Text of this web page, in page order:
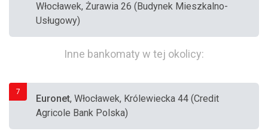
Włocławek, Żurawia 26 (Budynek Mieszkalno-
Usługowy)
Inne bankomaty w tej okolicy:
7
Euronet, Włocławek, Królewiecka 44 (Credit
Agricole Bank Polska)